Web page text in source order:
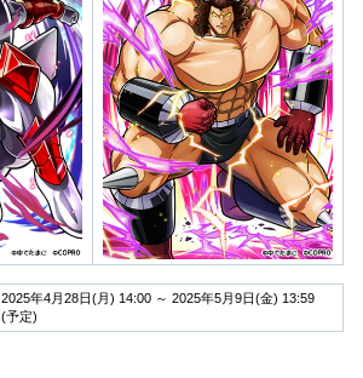
2025年4月28日(月) 14:00 ～ 2025年5月9日(金) 13:59
(予定)